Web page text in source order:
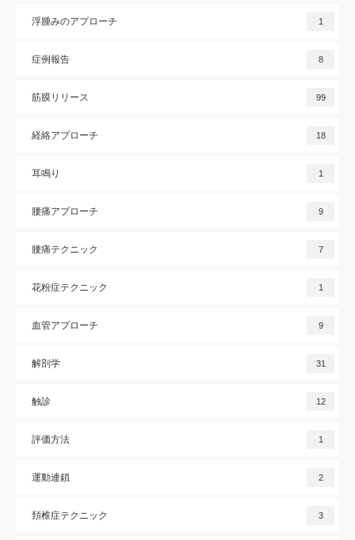
浮腫みのアプローチ 1
症例報告 8
筋膜リリース 99
経絡アプローチ 18
耳鳴り 1
腰痛アプローチ 9
腰痛テクニック 7
花粉症テクニック 1
血管アプローチ 9
解剖学 31
触診 12
評価方法 1
運動連鎖 2
頚椎症テクニック 3